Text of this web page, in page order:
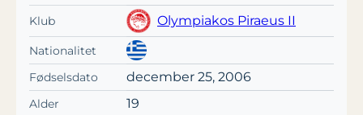
Klub Olympiakos Piraeus II
Nationalitet
Fødselsdato
december 25, 2006
Alder 19